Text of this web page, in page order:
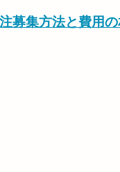
募集方法と費用